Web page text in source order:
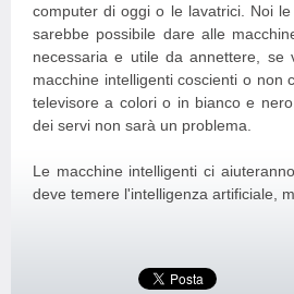
computer di oggi o le lavatrici. Noi
sarebbe possibile dare alle
necessaria e utile da annettere, se
macchine intelligenti coscienti o
televisore a colori o in bianco e
dei servi non sarà un problema.
Le macchine intelligenti ci
deve temere l'intelligenza artificiale,